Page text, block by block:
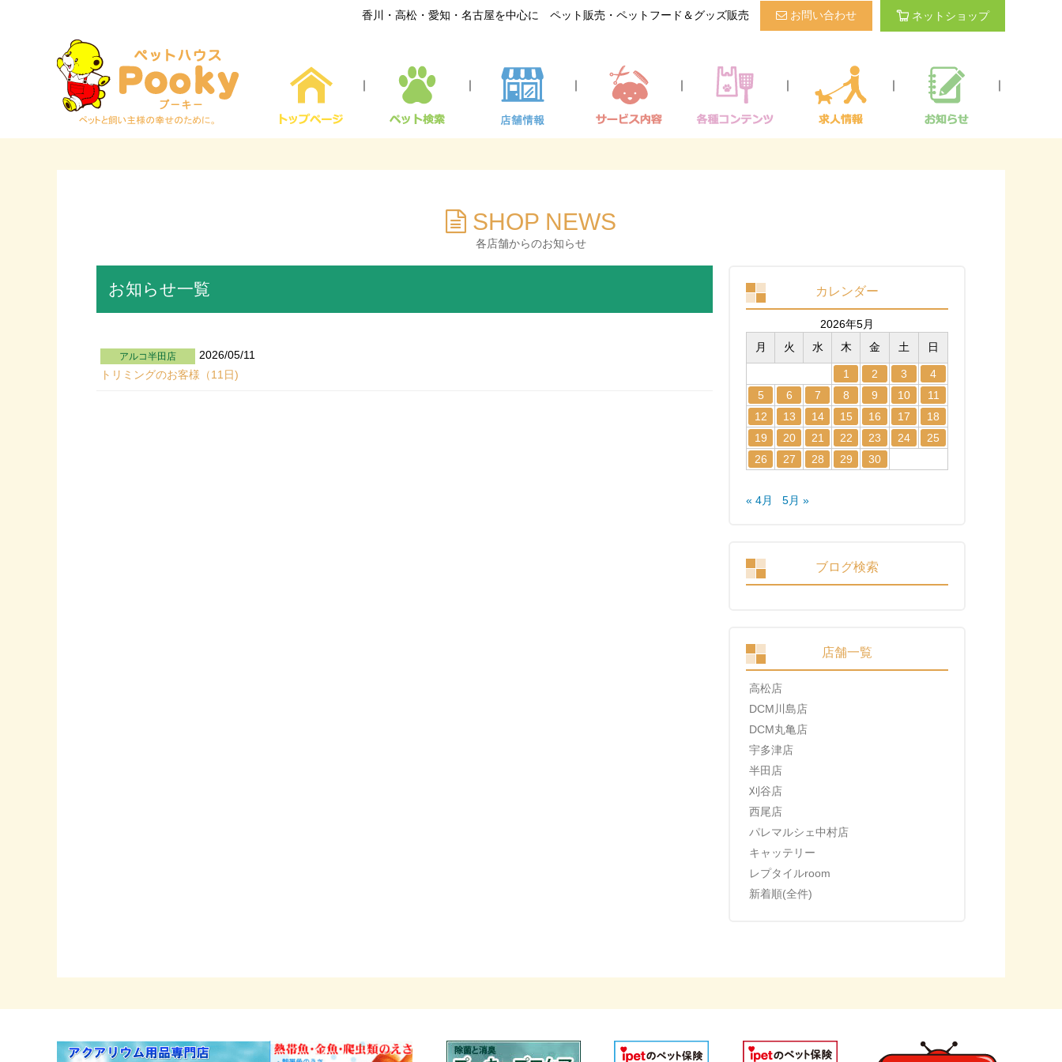
香川・高松・愛知・名古屋を中心に ペット販売・ペットフード＆グッズ販売 お問い合わせ ネットショップ
｜ ｜ ｜ ｜ ｜ ｜ ｜
SHOP NEWS
各店舗からのお知らせ
お知らせ一覧
アルコ半田店
2026/05/11
トリミングのお客様（11日)
カレンダー
2026年5月
月
火 水 木 金 土 日
1 2 3
4
5
6 7 8 9 10
11
12
13 14 15 16 17
18
19
20 21 22 23 24
25
26
27 28 29 30
« 4月 5月 »
ブログ検索
店舗一覧
高松店
DCM川島店
DCM丸亀店
宇多津店
半田店
刈谷店
西尾店
パレマルシェ中村店
キャッテリー
レプタイルroom
新着順(全件)